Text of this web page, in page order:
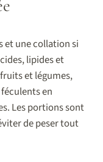
et une collation si
lipides et
et légumes,
en
Les portions sont
de peser tout